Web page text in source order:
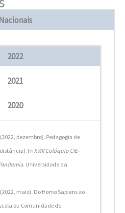
2022
2021
2020
dezembro). Pedagogia de
In XVIII Colóquio CIE-
. Universidade da
maio). Do Homo Sapiens ao
ou Comunidade de